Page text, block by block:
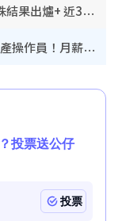
六合彩攪珠結果 | 六合彩近10期攪珠結果出爐+ 近30期最旺熱門中獎號碼
筍工招聘2026｜萊特維健藥廠請生產操作員！月薪高達$1.7萬 冷氣廠房/五天工作/保證雙糧